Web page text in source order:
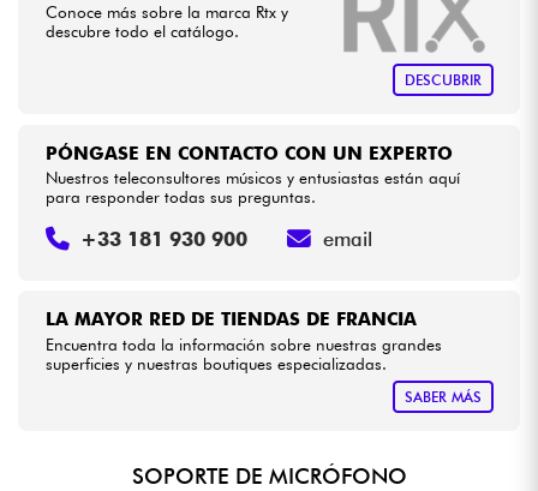
Cables & Acces.
Bundle
Ver nuestras marcas
Conoce más sobre la marca Rtx y
descubre todo el catálogo.
DESCUBRIR
LA MAYOR RED DE TIENDAS DE FRANCIA
Encuentra toda la información sobre nuestras grandes
superficies y nuestras boutiques especializadas.
SABER MÁS
PÓNGASE EN CONTACTO CON UN EXPERTO
Nuestros teleconsultores músicos y entusiastas están aquí
para responder todas sus preguntas.
+33 181 930 900 email
SOPORTE DE MICRÓFONO